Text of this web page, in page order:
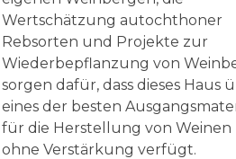
Wertschätzung autochthoner
Rebsorten und Projekte zur
Wiederbepflanzung von
sorgen dafür, dass dieses Haus
eines der besten
für die Herstellung von Weinen
ohne Verstärkung verfügt.